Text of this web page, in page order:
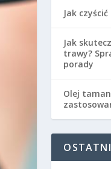
Jak
Jak
trawy?
porady
Olej